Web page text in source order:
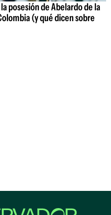
posesión de Abelardo de la
(y qué dicen sobre